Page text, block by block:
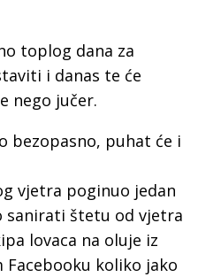
toplog dana za
i danas te će
nego jučer.
bezopasno, puhat će i
vjetra poginuo jedan
sanirati štetu od vjetra
lovaca na oluje iz
Facebooku koliko jako